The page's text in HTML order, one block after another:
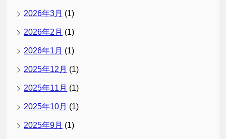
2026年3月 (1)
2026年2月 (1)
2026年1月 (1)
2025年12月 (1)
2025年11月 (1)
2025年10月 (1)
2025年9月 (1)